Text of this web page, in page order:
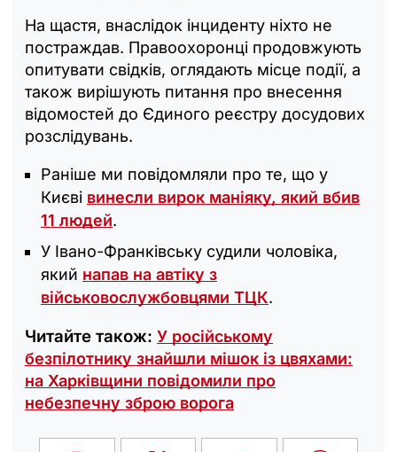
На щастя, внаслідок інциденту ніхто не
постраждав. Правоохоронці продовжують
опитувати свідків, оглядають місце події, а
також вирішують питання про внесення
відомостей до Єдиного реєстру досудових
розслідувань.
Раніше ми повідомляли про те, що у
Києві винесли вирок маніяку, який вбив
11 людей.
У Івано-Франківську судили чоловіка,
який напав на автіку з
військовослужбовцями ТЦК.
Читайте також: У російському
безпілотнику знайшли мішок із цвяхами:
на Харківщини повідомили про
небезпечну зброю ворога